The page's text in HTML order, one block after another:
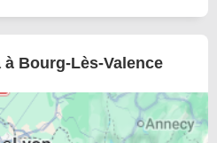
Bourg-Lès-Valence